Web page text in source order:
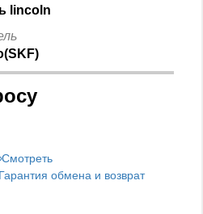
lincoln
Смотреть
Гарантия обмена и возврат